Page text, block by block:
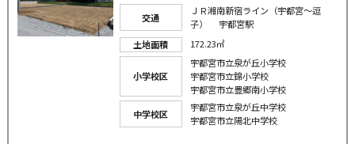
交通
ＪＲ湘南新宿ライン（宇都宮〜逗
子） 宇都宮駅
土地面積
172.23㎡
小学校区
宇都宮市立泉が丘小学校
宇都宮市立錦小学校
宇都宮市立豊郷南小学校
中学校区
宇都宮市立泉が丘中学校
宇都宮市立陽北中学校